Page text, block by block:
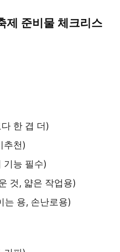
제 준비물 체크리스
한 겹 더)
추천)
기능 필수)
것, 얇은 작업용)
는 용, 손난로용)